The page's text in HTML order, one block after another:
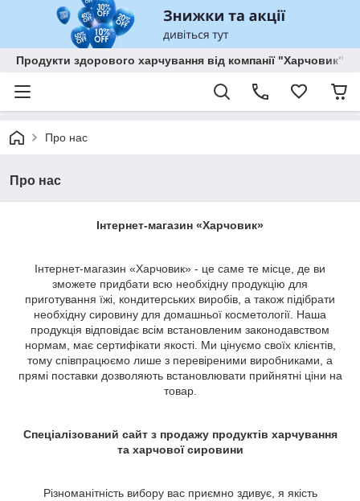
Продукти здорового харчування від компанії "Харчовик"
Про нас
Про нас
Інтернет-магазин «Харчовик»
Інтернет-магазин «Харчовик» - це саме те місце, де ви
зможете придбати всю необхідну продукцію для
приготування їжі, кондитерських виробів, а також підібрати
необхідну сировину для домашньої косметології. Наша
продукція відповідає всім встановленим законодавством
нормам, має сертифікати якості. Ми цінуємо своїх клієнтів,
тому співпрацюємо лише з перевіреними виробниками, а
прямі поставки дозволяють встановлювати прийнятні ціни на
товар.
Спеціалізований сайт з продажу продуктів харчування
та харчової сировини
Різноманітність вибору вас приємно здивує, я якість